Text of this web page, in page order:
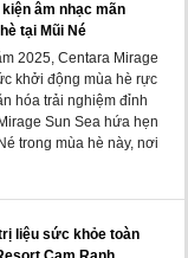
âm nhạc mãn
tại Mũi Né
2025, Centara Mirage
khởi động mùa hè rực
hóa trải nghiệm đỉnh
Sun Sea hứa hẹn
trong mùa hè này, nơi
liệu sức khỏe toàn